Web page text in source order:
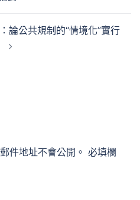
論公共規制的“情境化”實行
件地址不會公開。 必填欄